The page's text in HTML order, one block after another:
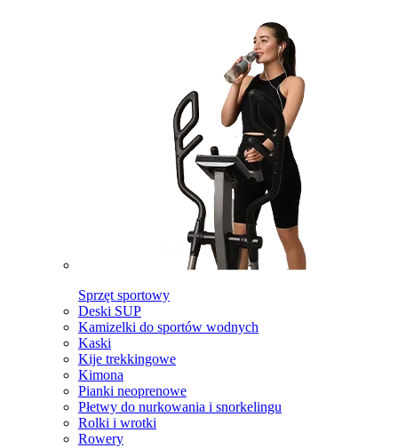
Sprzęt sportowy
Deski SUP
Kamizelki do sportów wodnych
Kaski
Kije trekkingowe
Kimona
Pianki neoprenowe
Płetwy do nurkowania i snorkelingu
Rolki i wrotki
Rowery